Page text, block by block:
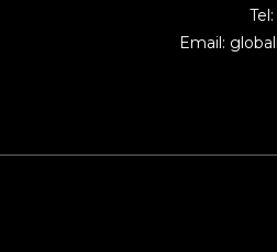
Email: